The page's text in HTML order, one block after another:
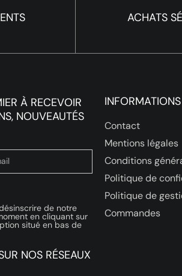
ACHATS
À RECEVOIR
NOUVEAUTÉS
de notre
en cliquant sur
situé en bas de
NOS RÉSEAUX
INFORMATIONS
Contact
Mentions légales
Conditions
Politique de
Politique de
Commandes